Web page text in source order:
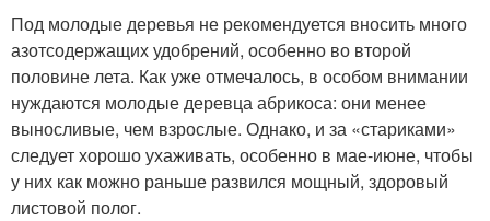
Под молодые деревья не рекомендуется вносить много
азотсодержащих удобрений, особенно во второй
половине лета. Как уже отмечалось, в особом внимании
нуждаются молодые деревца абрикоса: они менее
выносливые, чем взрослые. Однако, и за «стариками»
следует хорошо ухаживать, особенно в мае-июне, чтобы
у них как можно раньше развился мощный, здоровый
листовой полог.